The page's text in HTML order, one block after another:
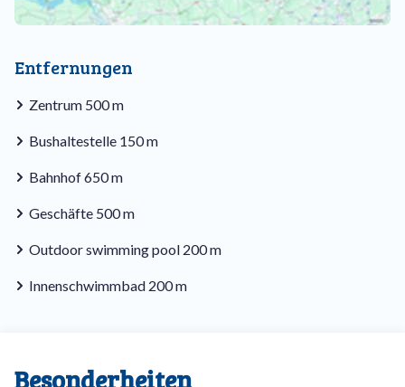
Entfernungen
Zentrum 500 m
Bushaltestelle 150 m
Bahnhof 650 m
Geschäfte 500 m
Outdoor swimming pool 200 m
Innenschwimmbad 200 m
Besonderheiten